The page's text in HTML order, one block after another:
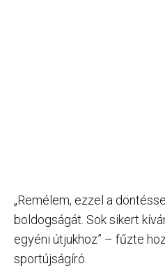
„Remélem, ezzel a
boldogságát. Sok sikert
egyéni útjukhoz” – fűzte
sportújságíró.